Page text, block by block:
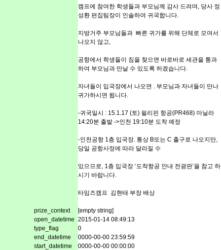
캠프에 참여한 학생들과 부모님께 감사 드려며, 당사 정
성환 편집팀장이 인솔하여 귀국합니다.
지방거주 부모님들과 빠른 귀가를 위해 단체로 모여서
나오지 않고,
공항에서 학생들이 짐을 찾으면 바로바로 세관을 통과
하여 부모님과 만날 수 있도록 하겠습니다.
자녀들이 입국장에서 나오면 . 부모님과 자녀들이 만나
귀가하시면 됩니다.
-귀국일시 : 15.1.17 (토) 필리핀 항공(PR468) 마닐라
14:20분 출발 ->인천 19:10분 도착 예정
-인천공항 1층 입국장. 통상 B또는 C 출구로 나오지만,
당일 공항사정에 따라 달라질 수
있으므로, 1층 입국장 ‘도착항공 안내 전광판’을 참고 하
시기 바랍니다.
타임즈캠프 김현태 부장 배상
prize_context
[empty string]
open_datetime 2015-01-14 08:49:13
type_flag
0
end_datetime
0000-00-00 23:59:59
start_datetime
0000-00-00 00:00:00